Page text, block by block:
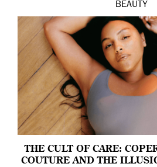
BEAUTY
THE CULT OF CARE:
COUTURE AND THE